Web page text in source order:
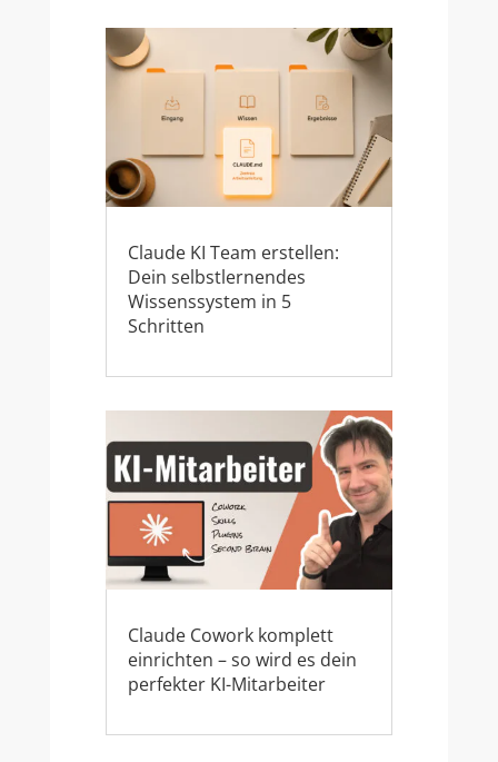
Claude KI Team erstellen:
Dein selbstlernendes
Wissenssystem in 5
Schritten
Claude Cowork komplett
einrichten – so wird es dein
perfekter KI-Mitarbeiter